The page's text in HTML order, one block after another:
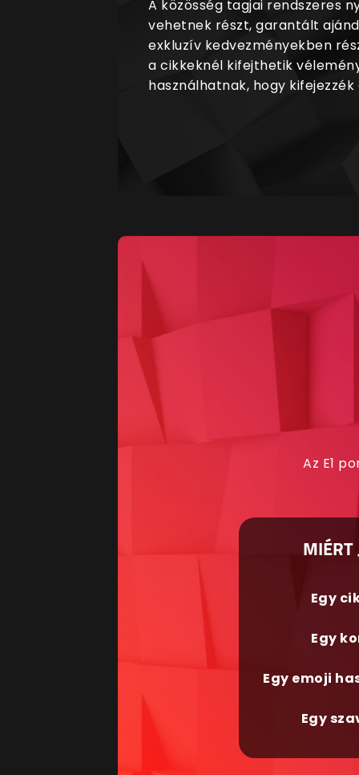
A közösség tagjai rendszeres
vehetnek részt, garantált
exkluzív kedvezményekben
a cikkeknél kifejthetik
használhatnak, hogy
Az E1
MIÉRT
Egy
Egy
Egy emoji
Egy